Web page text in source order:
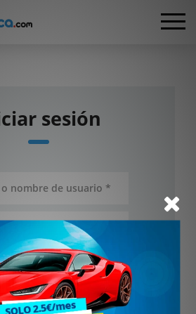
sesión
He olvidado mi contraseña
Entrar